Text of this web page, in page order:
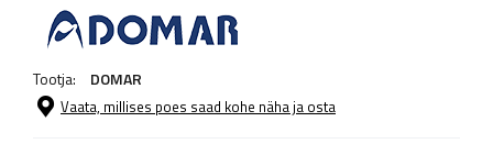
Tootja: DOMAR
Vaata, millises poes saad kohe näha ja osta